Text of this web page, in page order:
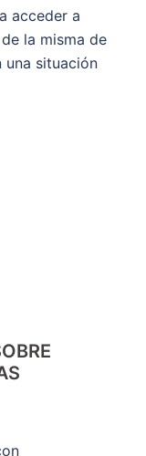
acceder a
la misma de
una situación